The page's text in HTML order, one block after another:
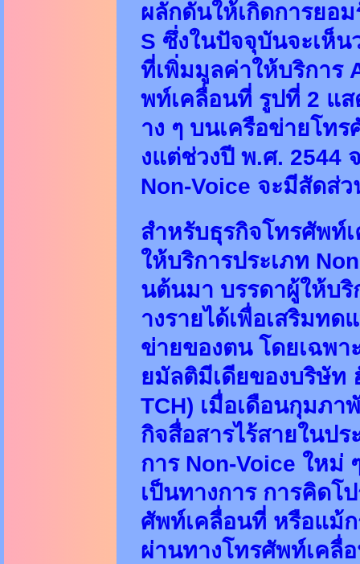
ผลักดันให้เกิดการยอ
S ซึ่งในปัจจุบันจะเห็
ที่เพิ่มมูลค่าให้บริการ
พท์เคลื่อนที่ รูปที่ 2 แส
าง ๆ บนเครือข่ายโท
งแต่ช่วงปี พ.ศ. 2544
Non-Voice จะมีสัดส่
สำหรับธุรกิจโทรศัพท์
ให้บริการประเภท
นต้นมา บรรดาผู้ให้บริ
างรายได้เพื่อเสริมท
ข่ายของตน โดยเฉพา
ยมัลติมีเดียของบริษัท
TCH) เมื่อเดือนกุมภ
กิจสื่อสารไร้สายในป
การ Non-Voice ใหม่
เป็นทางการ การคิดโ
ศัพท์เคลื่อนที่ หรือแม้
ผ่านทางโทรศัพท์เคลื่